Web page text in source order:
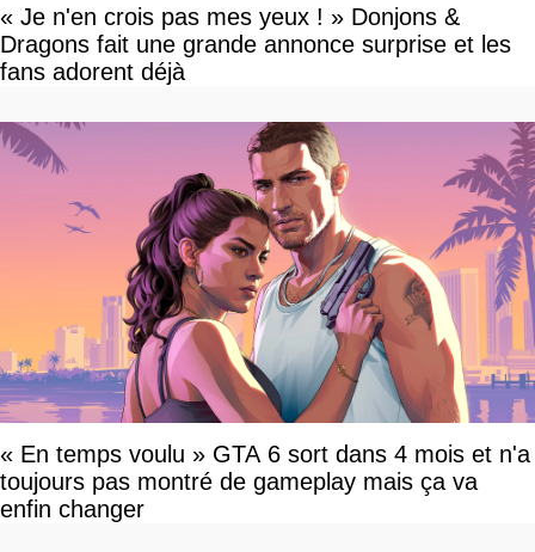
« Je n'en crois pas mes yeux ! » Donjons &
Dragons fait une grande annonce surprise et les
fans adorent déjà
« En temps voulu » GTA 6 sort dans 4 mois et n'a
toujours pas montré de gameplay mais ça va
enfin changer